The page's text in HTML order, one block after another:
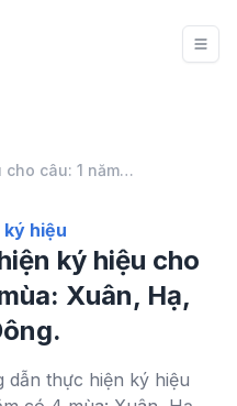
Hướng dẫn thực hiện ký hiệu cho câu: 1 năm có 4 mùa: Xuân, Hạ, Thu, Đông.
ký hiệu
ký hiệu cho
Xuân, Hạ,
dẫn thực hiện ký hiệu